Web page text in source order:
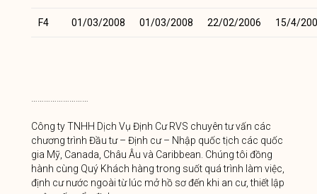
F4 01/03/2008 01/03/2008 22/02/2006 15/4/
………………………
Công ty TNHH Dịch Vụ Định Cư RVS chuyên tư vấn các
chương trình Đầu tư – Định cư – Nhập quốc tịch các quốc
gia Mỹ, Canada, Châu Âu và Caribbean. Chúng tôi đồng
hành cùng Quý Khách hàng trong suốt quá trình làm việc,
định cư nước ngoài từ lúc mở hồ sơ đến khi an cư, thiết lập